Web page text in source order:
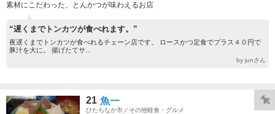
素材にこだわった、とんかつが味わえるお店
“遅くまでトンカツが食べれます。”
夜遅くまでトンカツが食べれるチェーン店です。 ロースかつ定食でプラス４０円で
豚汁を大に。 揚げたてサ...
by junさん
21 魚一
ひたちなか市／その他軽食・グルメ